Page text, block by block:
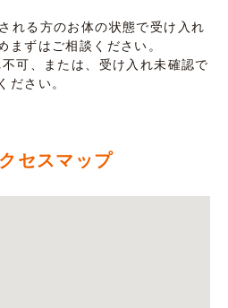
る方のお体の状態で受け入れ
まずはご相談ください。
可、または、受け入れ未確認で
ださい。
セスマップ